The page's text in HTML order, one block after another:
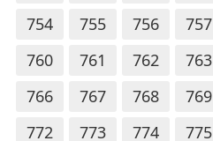
754
755 756 757
760
761 762 763
766
767 768 769
772
773 774 775